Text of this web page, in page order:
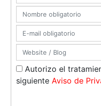
Autorizo el
siguienteAviso de